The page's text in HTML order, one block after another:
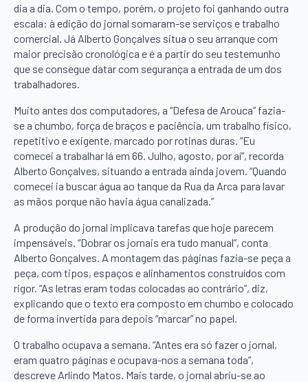
dia a dia. Com o tempo, porém, o projeto foi ganhando outra
escala: à edição do jornal somaram-se serviços e trabalho
comercial. Já Alberto Gonçalves situa o seu arranque com
maior precisão cronológica e é a partir do seu testemunho
que se consegue datar com segurança a entrada de um dos
trabalhadores.
Muito antes dos computadores, a “Defesa de Arouca” fazia-
se a chumbo, força de braços e paciência, um trabalho físico,
repetitivo e exigente, marcado por rotinas duras. “Eu
comecei a trabalhar lá em 66. Julho, agosto, por aí”, recorda
Alberto Gonçalves, situando a entrada ainda jovem. “Quando
comecei ia buscar água ao tanque da Rua da Arca para lavar
as mãos porque não havia água canalizada.”
A produção do jornal implicava tarefas que hoje parecem
impensáveis. “Dobrar os jornais era tudo manual”, conta
Alberto Gonçalves. A montagem das páginas fazia-se peça a
peça, com tipos, espaços e alinhamentos construídos com
rigor. “As letras eram todas colocadas ao contrário”, diz,
explicando que o texto era composto em chumbo e colocado
de forma invertida para depois “marcar” no papel.
O trabalho ocupava a semana. “Antes era só fazer o jornal,
eram quatro páginas e ocupava-nos a semana toda”,
descreve Arlindo Matos. Mais tarde, o jornal abriu-se ao